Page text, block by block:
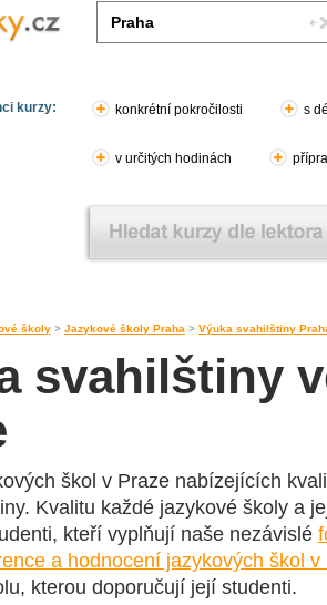
kurzy: konkrétní pokročilosti s
v určitých hodinách
školy > Jazykové školy Praha > Výuka svahilštiny
svahilštiny
škol v Praze nabízejících
Kvalitu každé jazykové školy a
kteří vyplňují naše nezávislé
a hodnocení jazykových škol v
kterou doporučují její studenti.